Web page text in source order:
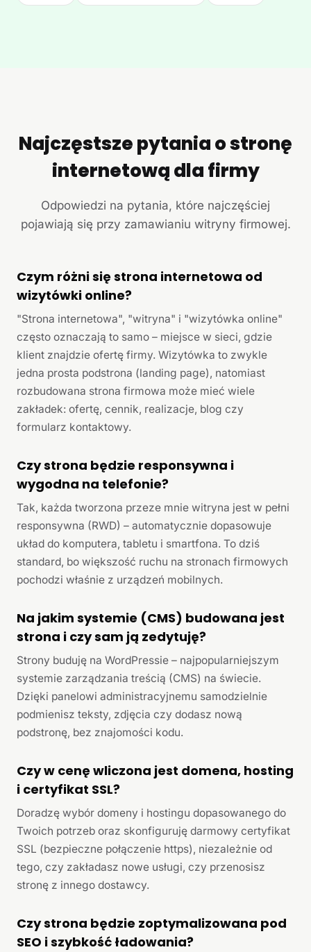
Najczęstsze pytania o stronę
internetową dla firmy
Odpowiedzi na pytania, które najczęściej
pojawiają się przy zamawianiu witryny firmowej.
Czym różni się strona internetowa od
wizytówki online?
"Strona internetowa", "witryna" i "wizytówka online"
często oznaczają to samo – miejsce w sieci, gdzie
klient znajdzie ofertę firmy. Wizytówka to zwykle
jedna prosta podstrona (landing page), natomiast
rozbudowana strona firmowa może mieć wiele
zakładek: ofertę, cennik, realizacje, blog czy
formularz kontaktowy.
Czy strona będzie responsywna i
wygodna na telefonie?
Tak, każda tworzona przeze mnie witryna jest w pełni
responsywna (RWD) – automatycznie dopasowuje
układ do komputera, tabletu i smartfona. To dziś
standard, bo większość ruchu na stronach firmowych
pochodzi właśnie z urządzeń mobilnych.
Na jakim systemie (CMS) budowana jest
strona i czy sam ją zedytuję?
Strony buduję na WordPressie – najpopularniejszym
systemie zarządzania treścią (CMS) na świecie.
Dzięki panelowi administracyjnemu samodzielnie
podmienisz teksty, zdjęcia czy dodasz nową
podstronę, bez znajomości kodu.
Czy w cenę wliczona jest domena, hosting
i certyfikat SSL?
Doradzę wybór domeny i hostingu dopasowanego do
Twoich potrzeb oraz skonfiguruję darmowy certyfikat
SSL (bezpieczne połączenie https), niezależnie od
tego, czy zakładasz nowe usługi, czy przenosisz
stronę z innego dostawcy.
Czy strona będzie zoptymalizowana pod
SEO i szybkość ładowania?